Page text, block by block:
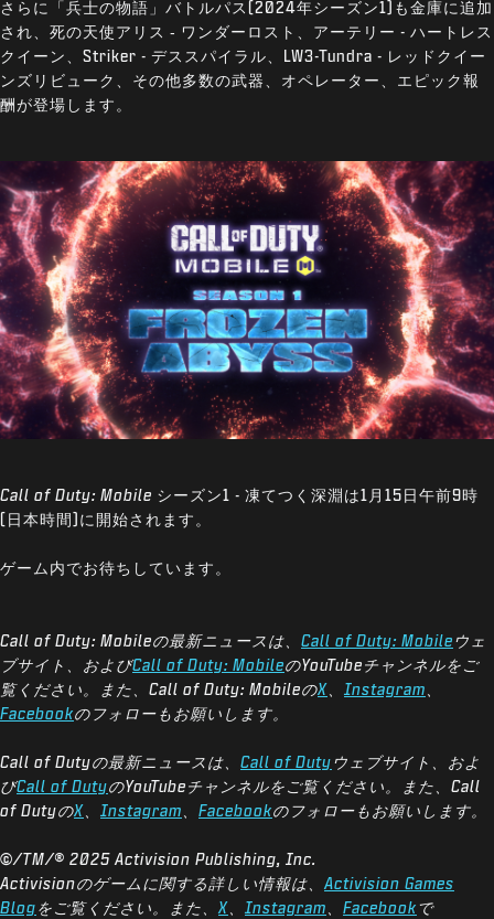
さらに「兵士の物語」バトルパス(2024年シーズン1)も金庫に追加
され、死の天使アリス ‐ ワンダーロスト、アーテリー - ハートレス
クイーン、Striker - デススパイラル、LW3-Tundra - レッドクイー
ンズリビューク、その他多数の武器、オペレーター、エピック報
酬が登場します。
Call of Duty: Mobile シーズン1 - 凍てつく深淵は1月15日午前9時
(日本時間)に開始されます。
ゲーム内でお待ちしています。
Call of Duty: Mobileの最新ニュースは、 Call of Duty: Mobile ウェ
ブサイト、およびCall of Duty: MobileのYouTubeチャンネルをご
覧ください。また、Call of Duty: MobileのX Instagram
Facebookのフォローもお願いします。
Call of Dutyの最新ニュースは、 Call of Duty ウェブサイト、およ
びCall of DutyのYouTubeチャンネルをご覧ください。また、Call
of DutyのX Instagram Facebookのフォローもお願いします。
©/TM/® 2025 Activision Publishing, Inc.
Activisionのゲームに関する詳しい情報は、 Activision Games
Blog をご覧ください。また、 X Instagram Facebook で